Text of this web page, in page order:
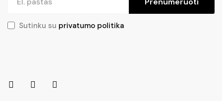
Sutinku su privatumo politika